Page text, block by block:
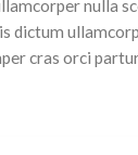
nulla
cras orci